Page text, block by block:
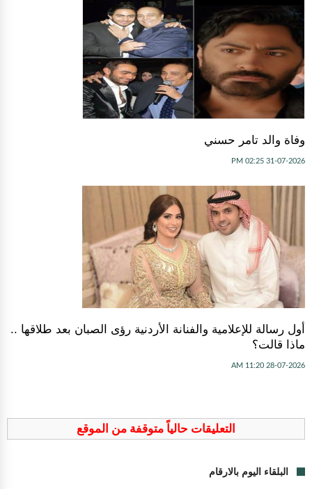
وفاة والد تامر حسني
31-07-2026 02:25 PM
أول رسالة للإعلامية والفنانة الأردنية رؤى الصبان بعد طلاقها ..
ماذا قالت؟
28-07-2026 11:20 AM
التعليقات حالياً متوقفة من الموقع
البلقاء اليوم بالارقام